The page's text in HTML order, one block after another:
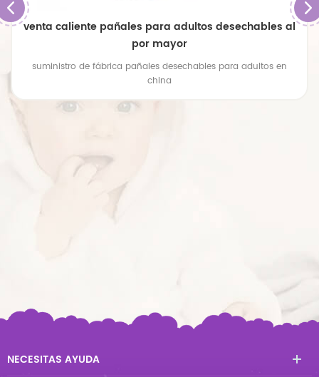
venta caliente pañales para adultos desechables al
por mayor
suministro de fábrica pañales desechables para adultos en
china
NECESITAS AYUDA